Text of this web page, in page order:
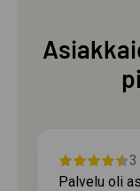
Palvelu oli